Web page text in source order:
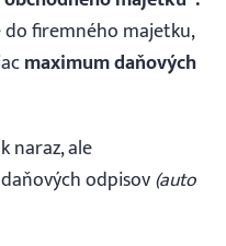
firemného majetku,
maximum daňových
naraz, ale
odpisov(auto